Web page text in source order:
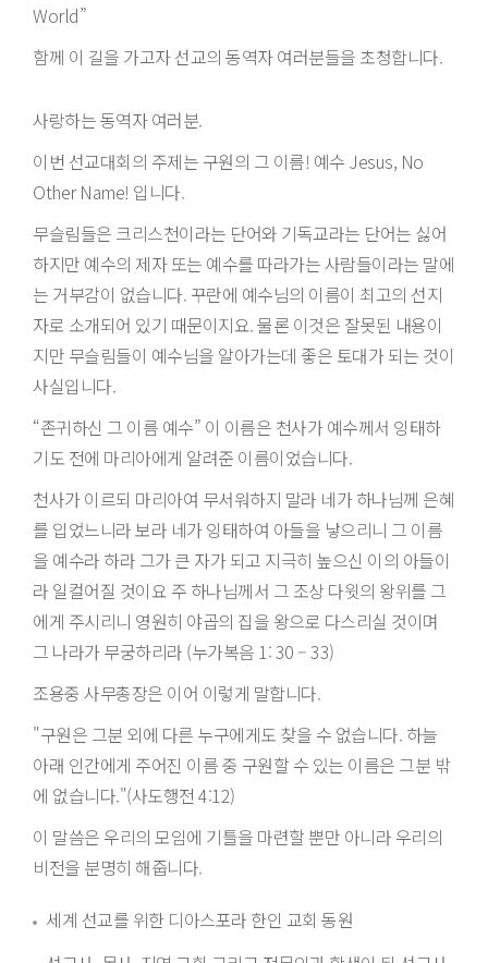
World”
함께 이 길을 가고자 선교의 동역자 여러분들을 초청합니다.
사랑하는 동역자 여러분.
이번 선교대회의 주제는 구원의 그 이름! 예수 Jesus, No
Other Name! 입니다.
무슬림들은 크리스천이라는 단어와 기독교라는 단어는 싫어
하지만 예수의 제자 또는 예수를 따라가는 사람들이라는 말에
는 거부감이 없습니다. 꾸란에 예수님의 이름이 최고의 선지
자로 소개되어 있기 때문이지요. 물론 이것은 잘못된 내용이
지만 무슬림들이 예수님을 알아가는데 좋은 토대가 되는 것이
사실입니다.
“존귀하신 그 이름 예수” 이 이름은 천사가 예수께서 잉태하
기도 전에 마리아에게 알려준 이름이었습니다.
천사가 이르되 마리아여 무서워하지 말라 네가 하나님께 은혜
를 입었느니라 보라 네가 잉태하여 아들을 낳으리니 그 이름
을 예수라 하라 그가 큰 자가 되고 지극히 높으신 이의 아들이
라 일컬어질 것이요 주 하나님께서 그 조상 다윗의 왕위를 그
에게 주시리니 영원히 야곱의 집을 왕으로 다스리실 것이며
그 나라가 무궁하리라 (누가복음 1: 30 – 33)
조용중 사무총장은 이어 이렇게 말합니다.
"구원은 그분 외에 다른 누구에게도 찾을 수 없습니다. 하늘
아래 인간에게 주어진 이름 중 구원할 수 있는 이름은 그분 밖
에 없습니다."(사도행전 4:12)
이 말씀은 우리의 모임에 기틀을 마련할 뿐만 아니라 우리의
비전을 분명히 해줍니다.
세계 선교를 위한 디아스포라 한인 교회 동원